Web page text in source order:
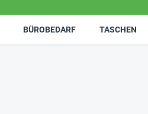
BÜROBEDARF TASCHEN